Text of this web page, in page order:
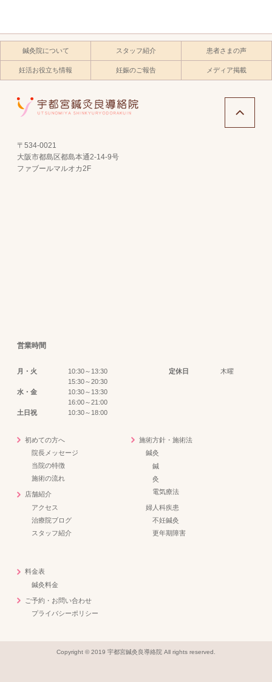
鍼灸院について スタッフ紹介 患者さまの声
妊活お役立ち情報 妊娠のご報告 メディア掲載
〒534-0021
大阪市都島区都島本通2-14-9号
ファブールマルオカ2F
営業時間
月・火
10:30～13:30
15:30～20:30
定休日 木曜
水・金
10:30～13:30
16:00～21:00
土日祝
10:30～18:00
初めての方へ
院長メッセージ
当院の特徴
施術の流れ
店舗紹介
アクセス
治療院ブログ
スタッフ紹介
施術方針・施術法
鍼灸
鍼
灸
電気療法
婦人科疾患
不妊鍼灸
更年期障害
料金表
鍼灸料金
ご予約・お問い合わせ
プライバシーポリシー
Copyright © 2019 宇都宮鍼灸良導絡院 All rights reserved.